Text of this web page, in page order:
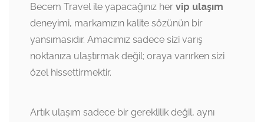
Becem Travel ile yapacağınız her vip ulaşım
deneyimi, markamızın kalite sözünün bir
yansımasıdır. Amacımız sadece sizi varış
noktanıza ulaştırmak değil; oraya varırken sizi
özel hissettirmektir.
Artık ulaşım sadece bir gereklilik değil, aynı